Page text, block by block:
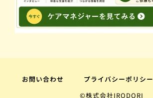
お問い合わせ プライバシーポリシー
©株式会社IRODORI